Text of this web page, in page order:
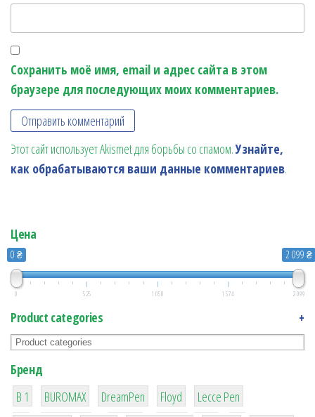
Сохранить моё имя, email и адрес сайта в этом
браузере для последующих моих комментариев.
Этот сайт использует Akismet для борьбы со спамом.Узнайте,
как обрабатываются ваши данные комментариев.
Цена
0 ₴ 2 099 ₴
0 525 1 050 1 574 2 099
Product categories +
Бренд
B 1
1
BUROMAX
1
DreamPen
2
Floyd
2
Lecce Pen
3 3 1 4 26